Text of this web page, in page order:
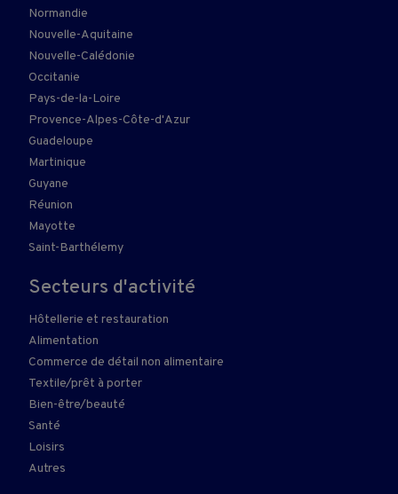
Normandie
Nouvelle-Aquitaine
Nouvelle-Calédonie
Occitanie
Pays-de-la-Loire
Provence-Alpes-Côte-d'Azur
Guadeloupe
Martinique
Guyane
Réunion
Mayotte
Saint-Barthélemy
Secteurs d'activité
Hôtellerie et restauration
Alimentation
Commerce de détail non alimentaire
Textile/prêt à porter
Bien-être/beauté
Santé
Loisirs
Autres